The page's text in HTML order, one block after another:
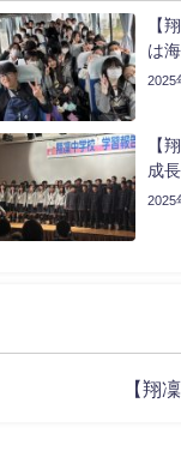
【
は
2025
【
成
2025
【翔